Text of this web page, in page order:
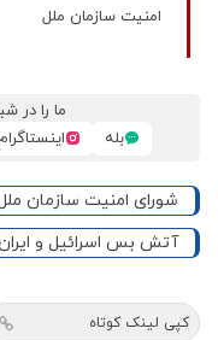
امنیت سازمان ملل
ما را در
بله
شورای امنیت سازمان
آتش بس اسرائیل و
کپی لینک کوتاه